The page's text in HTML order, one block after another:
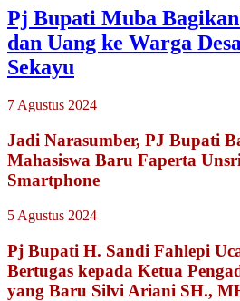
Pj Bupati Muba
dan Uang ke Warga
Sekayu
7 Agustus 2024
Jadi Narasumber, PJ Bupati
Mahasiswa Baru Faperta
Smartphone
5 Agustus 2024
Pj Bupati H. Sandi Fahlepi
Bertugas kepada Ketua
yang Baru Silvi Ariani SH.,